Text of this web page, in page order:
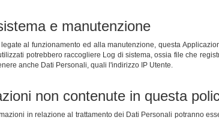
e manutenzione
legate al funzionamento ed alla manutenzione, questa
potrebbero raccogliere Log di sistema, ossia file che
anche Dati Personali, quali l'indirizzo IP Utente.
non contenute in questa
in relazione al trattamento dei Dati Personali potranno